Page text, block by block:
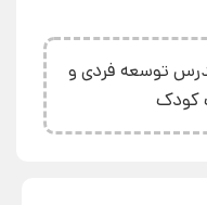
توسعه فردی و
کودک